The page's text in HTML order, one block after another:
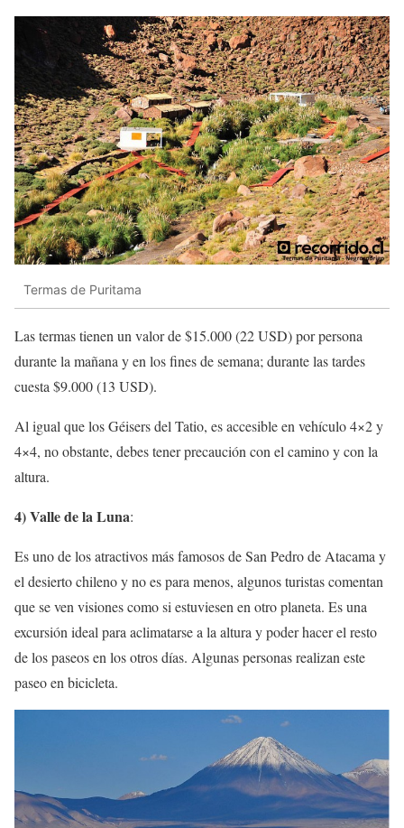
Termas de Puritama
Las termas tienen un valor de $15.000 (22 USD) por persona
durante la mañana y en los fines de semana; durante las tardes
cuesta $9.000 (13 USD).
Al igual que los Géisers del Tatio, es accesible en vehículo 4×2 y
4×4, no obstante, debes tener precaución con el camino y con la
altura.
4) Valle de la Luna:
Es uno de los atractivos más famosos de San Pedro de Atacama y
el desierto chileno y no es para menos, algunos turistas comentan
que se ven visiones como si estuviesen en otro planeta. Es una
excursión ideal para aclimatarse a la altura y poder hacer el resto
de los paseos en los otros días. Algunas personas realizan este
paseo en bicicleta.